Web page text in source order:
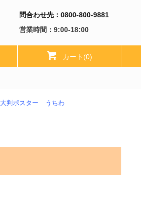
問合わせ先：0800-800-9881
営業時間：9:00-18:00
カート(0)
大判ポスター うちわ